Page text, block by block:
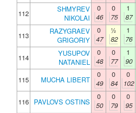
112
SHMYREV
NIKOLAI
0
46
0
75
1
87
113
RAZYGRAEV
GRIGORIY
0
47
½
82
1
76
114
YUSUPOV
NATANIEL
0
48
0
77
1
90
115
MUCHA LIBERT
0
49
0
84
0
102
116 PAVLOVS OSTINS
0
50
0
79
0
95